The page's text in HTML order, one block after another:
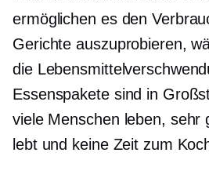
ermöglichen es den
Gerichte auszuprobieren,
die
Essenspakete sind in
viele Menschen leben, sehr
lebt und keine Zeit zum